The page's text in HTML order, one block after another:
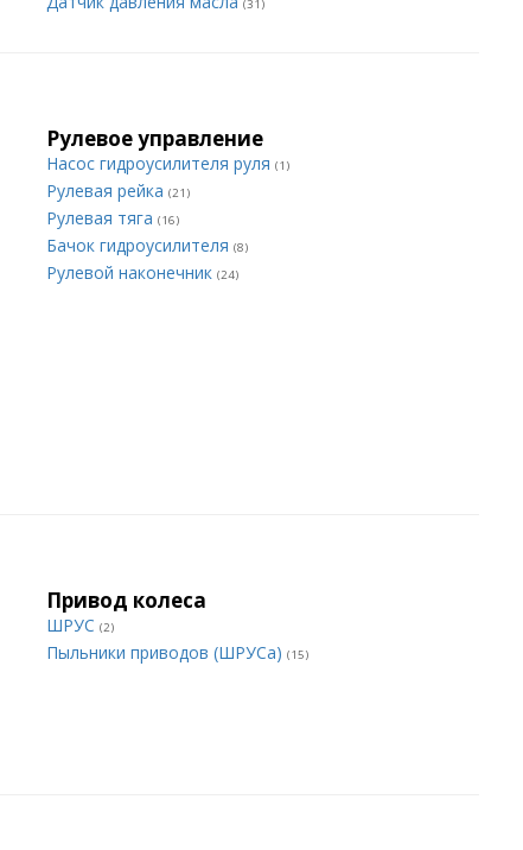
(31)
Рулевое управление
Насос гидроусилителя руля (1)
Рулевая рейка (21)
Рулевая тяга (16)
Бачок гидроусилителя (8)
Рулевой наконечник (24)
Привод колеса
ШРУС (2)
Пыльники приводов (ШРУСа) (15)